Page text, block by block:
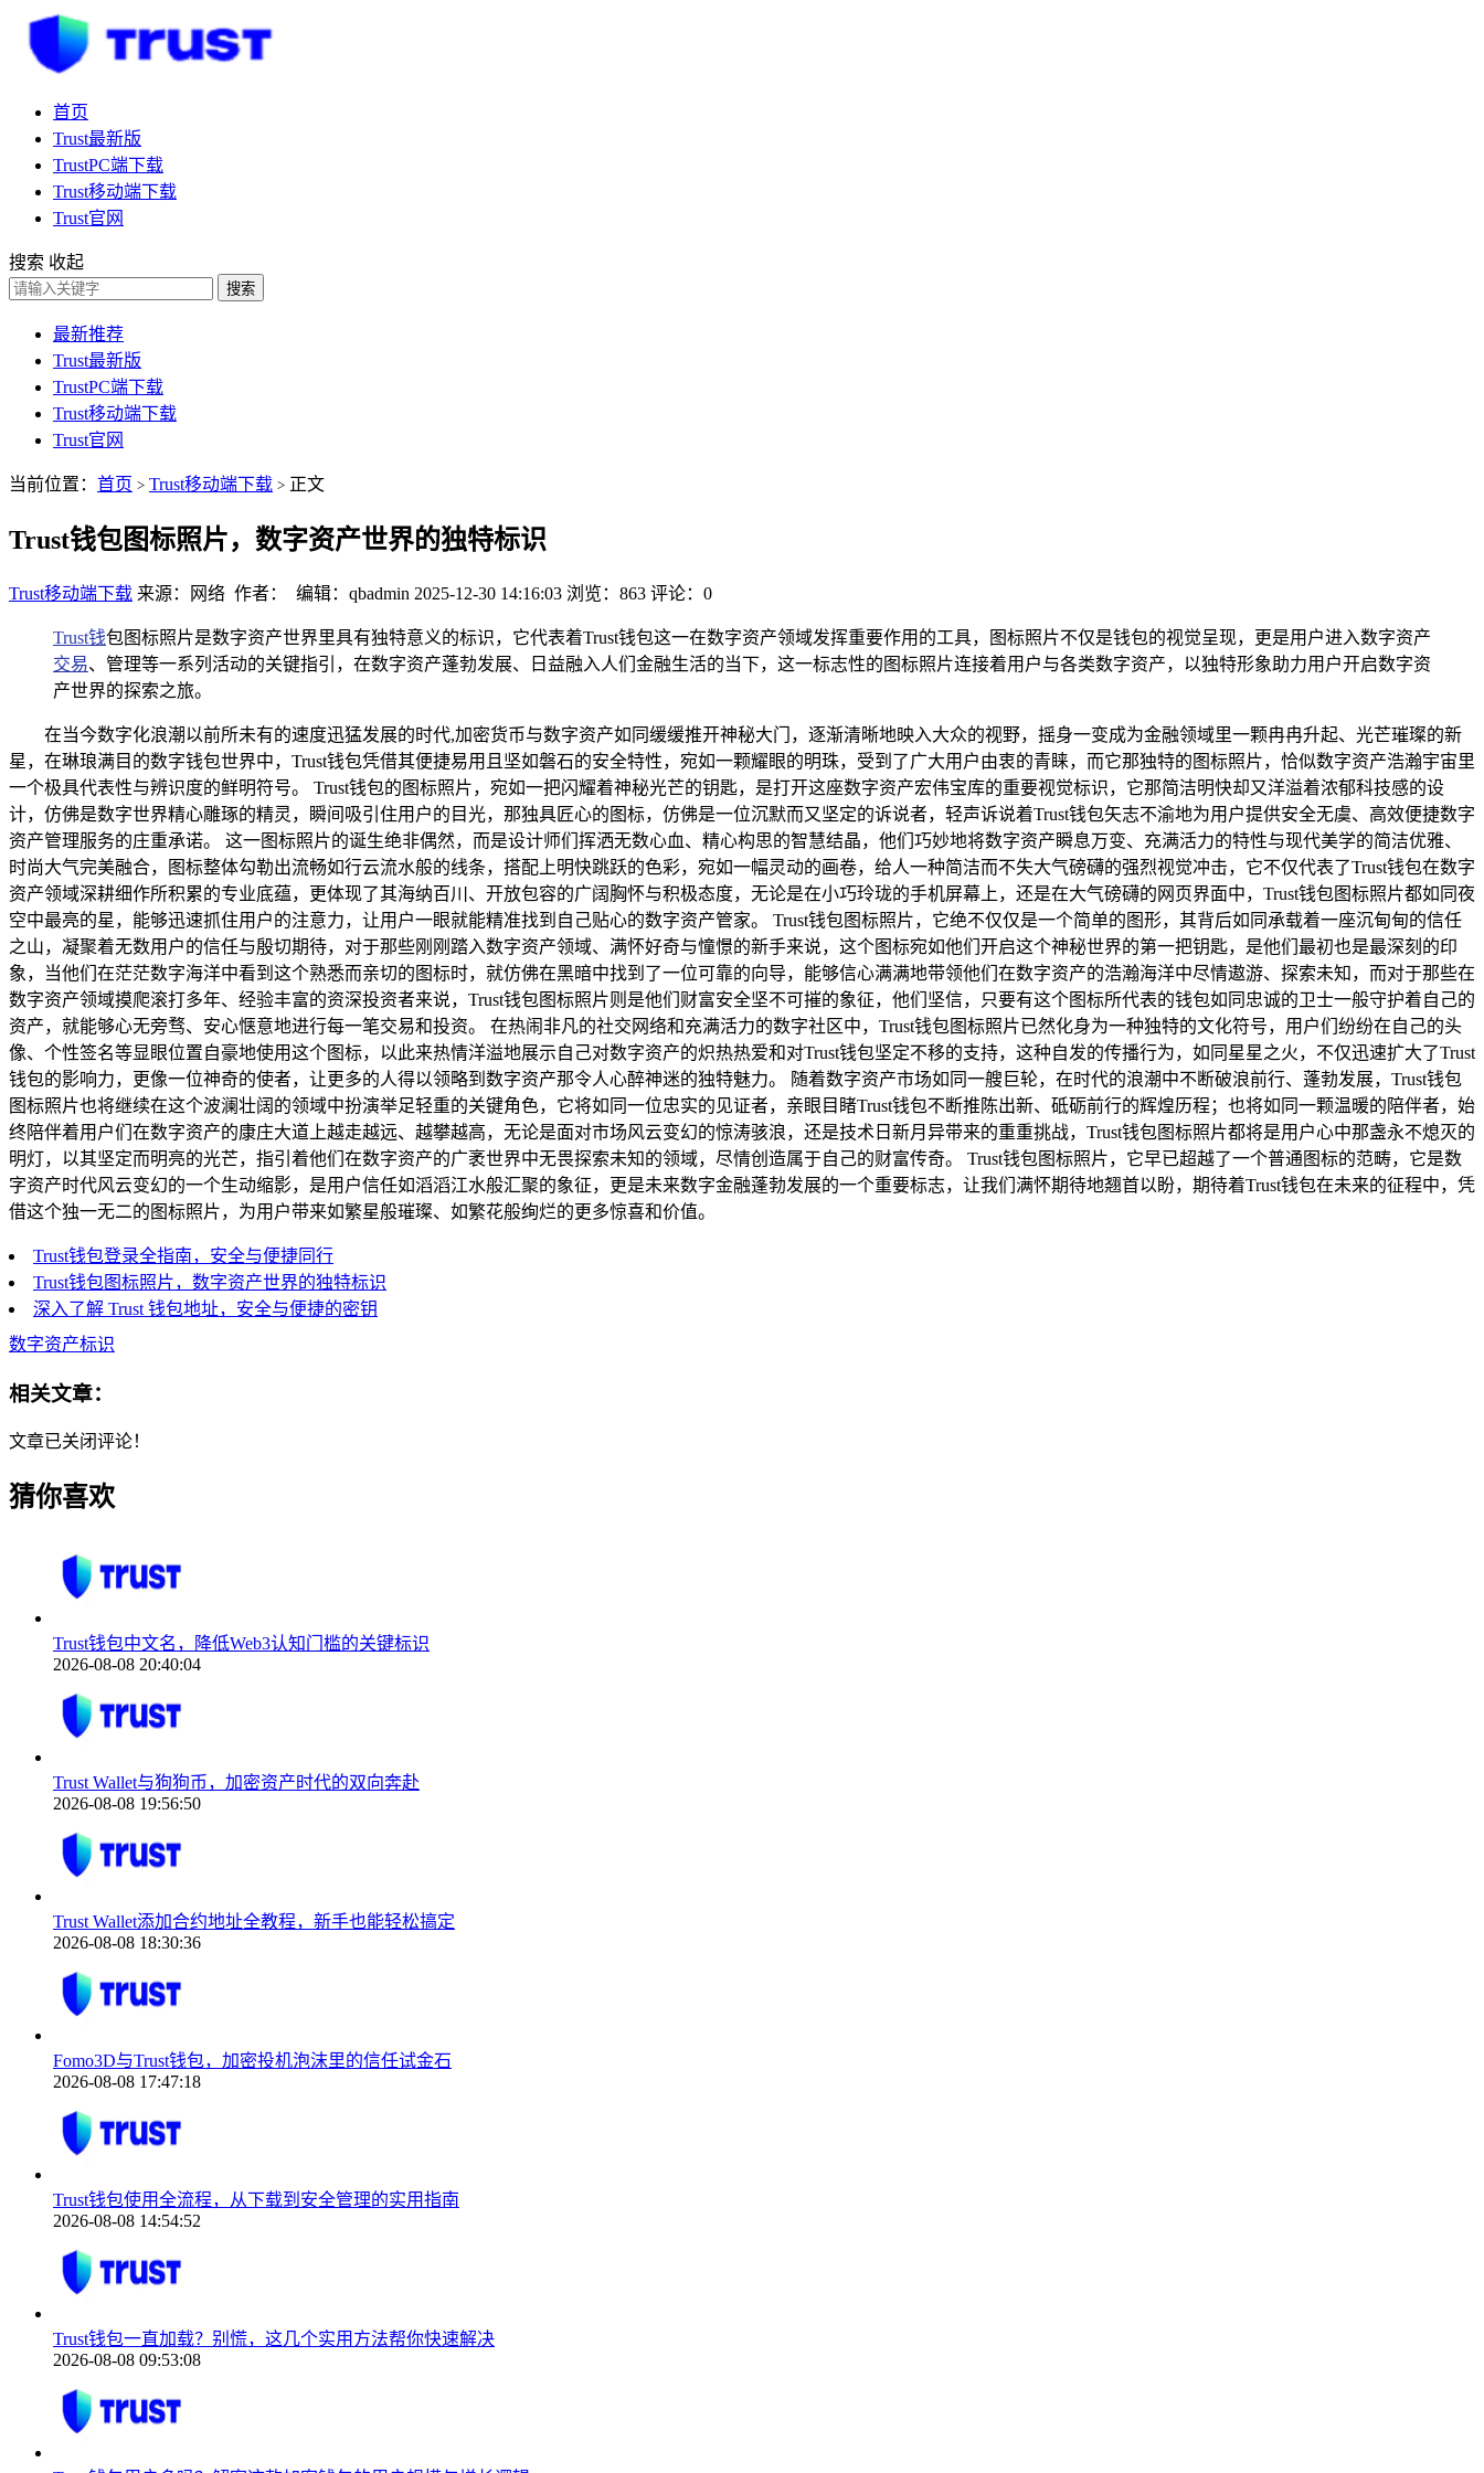
首页
Trust最新版
TrustPC端下载
Trust移动端下载
Trust官网
搜索 收起
搜索
最新推荐
Trust最新版
TrustPC端下载
Trust移动端下载
Trust官网
当前位置： 首页 > Trust移动端下载 > 正文
Trust钱包图标照片，数字资产世界的独特标识
Trust移动端下载 来源：网络 作者： 编辑：qbadmin 2025-12-30 14:16:03 浏览：863 评论：0
Trust钱包图标照片是数字资产世界里具有独特意义的标识，它代表着Trust钱包这一在数字资产领域发挥重要作用的工具，图标照片不仅是钱包的视觉呈现，更是用户进入数字资产
交易、管理等一系列活动的关键指引，在数字资产蓬勃发展、日益融入人们金融生活的当下，这一标志性的图标照片连接着用户与各类数字资产，以独特形象助力用户开启数字资
产世界的探索之旅。
在当今数字化浪潮以前所未有的速度迅猛发展的时代,加密货币与数字资产如同缓缓推开神秘大门，逐渐清晰地映入大众的视野，摇身一变成为金融领域里一颗冉冉升起、光芒璀璨的新
星，在琳琅满目的数字钱包世界中，Trust钱包凭借其便捷易用且坚如磐石的安全特性，宛如一颗耀眼的明珠，受到了广大用户由衷的青睐，而它那独特的图标照片，恰似数字资产浩瀚宇宙里
一个极具代表性与辨识度的鲜明符号。 Trust钱包的图标照片，宛如一把闪耀着神秘光芒的钥匙，是打开这座数字资产宏伟宝库的重要视觉标识，它那简洁明快却又洋溢着浓郁科技感的设
计，仿佛是数字世界精心雕琢的精灵，瞬间吸引住用户的目光，那独具匠心的图标，仿佛是一位沉默而又坚定的诉说者，轻声诉说着Trust钱包矢志不渝地为用户提供安全无虞、高效便捷数字
资产管理服务的庄重承诺。 这一图标照片的诞生绝非偶然，而是设计师们挥洒无数心血、精心构思的智慧结晶，他们巧妙地将数字资产瞬息万变、充满活力的特性与现代美学的简洁优雅、
时尚大气完美融合，图标整体勾勒出流畅如行云流水般的线条，搭配上明快跳跃的色彩，宛如一幅灵动的画卷，给人一种简洁而不失大气磅礴的强烈视觉冲击，它不仅代表了Trust钱包在数字
资产领域深耕细作所积累的专业底蕴，更体现了其海纳百川、开放包容的广阔胸怀与积极态度，无论是在小巧玲珑的手机屏幕上，还是在大气磅礴的网页界面中，Trust钱包图标照片都如同夜
空中最亮的星，能够迅速抓住用户的注意力，让用户一眼就能精准找到自己贴心的数字资产管家。 Trust钱包图标照片，它绝不仅仅是一个简单的图形，其背后如同承载着一座沉甸甸的信任
之山，凝聚着无数用户的信任与殷切期待，对于那些刚刚踏入数字资产领域、满怀好奇与憧憬的新手来说，这个图标宛如他们开启这个神秘世界的第一把钥匙，是他们最初也是最深刻的印
象，当他们在茫茫数字海洋中看到这个熟悉而亲切的图标时，就仿佛在黑暗中找到了一位可靠的向导，能够信心满满地带领他们在数字资产的浩瀚海洋中尽情遨游、探索未知，而对于那些在
数字资产领域摸爬滚打多年、经验丰富的资深投资者来说，Trust钱包图标照片则是他们财富安全坚不可摧的象征，他们坚信，只要有这个图标所代表的钱包如同忠诚的卫士一般守护着自己的
资产，就能够心无旁骛、安心惬意地进行每一笔交易和投资。 在热闹非凡的社交网络和充满活力的数字社区中，Trust钱包图标照片已然化身为一种独特的文化符号，用户们纷纷在自己的头
像、个性签名等显眼位置自豪地使用这个图标，以此来热情洋溢地展示自己对数字资产的炽热热爱和对Trust钱包坚定不移的支持，这种自发的传播行为，如同星星之火，不仅迅速扩大了Trust
钱包的影响力，更像一位神奇的使者，让更多的人得以领略到数字资产那令人心醉神迷的独特魅力。 随着数字资产市场如同一艘巨轮，在时代的浪潮中不断破浪前行、蓬勃发展，Trust钱包
图标照片也将继续在这个波澜壮阔的领域中扮演举足轻重的关键角色，它将如同一位忠实的见证者，亲眼目睹Trust钱包不断推陈出新、砥砺前行的辉煌历程；也将如同一颗温暖的陪伴者，始
终陪伴着用户们在数字资产的康庄大道上越走越远、越攀越高，无论是面对市场风云变幻的惊涛骇浪，还是技术日新月异带来的重重挑战，Trust钱包图标照片都将是用户心中那盏永不熄灭的
明灯，以其坚定而明亮的光芒，指引着他们在数字资产的广袤世界中无畏探索未知的领域，尽情创造属于自己的财富传奇。 Trust钱包图标照片，它早已超越了一个普通图标的范畴，它是数
字资产时代风云变幻的一个生动缩影，是用户信任如滔滔江水般汇聚的象征，更是未来数字金融蓬勃发展的一个重要标志，让我们满怀期待地翘首以盼，期待着Trust钱包在未来的征程中，凭
借这个独一无二的图标照片，为用户带来如繁星般璀璨、如繁花般绚烂的更多惊喜和价值。
Trust钱包登录全指南，安全与便捷同行
Trust钱包图标照片，数字资产世界的独特标识
深入了解 Trust 钱包地址，安全与便捷的密钥
数字资产标识
相关文章：
文章已关闭评论！
猜你喜欢
Trust钱包中文名，降低Web3认知门槛的关键标识
2026-08-08 20:40:04
Trust Wallet与狗狗币，加密资产时代的双向奔赴
2026-08-08 19:56:50
Trust Wallet添加合约地址全教程，新手也能轻松搞定
2026-08-08 18:30:36
Fomo3D与Trust钱包，加密投机泡沫里的信任试金石
2026-08-08 17:47:18
Trust钱包使用全流程，从下载到安全管理的实用指南
2026-08-08 14:54:52
Trust钱包一直加载？别慌，这几个实用方法帮你快速解决
2026-08-08 09:53:08